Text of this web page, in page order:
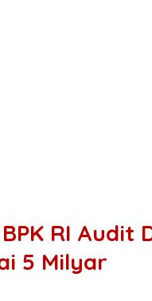
RI Audit
5 Milyar